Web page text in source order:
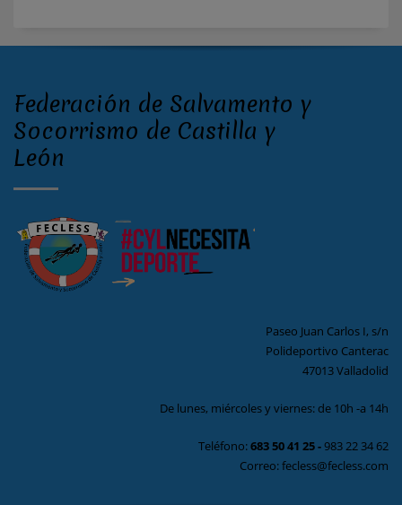
Federación de Salvamento y
Socorrismo de Castilla y
León
Paseo Juan Carlos I, s/n
Polideportivo Canterac
47013 Valladolid
De lunes, miércoles y viernes: de 10h -a 14h
Teléfono:683 50 41 25-983 22 34 62
Correo: fecless@fecless.com